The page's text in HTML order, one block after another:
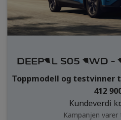
DEEPAL S05 AWD -
Toppmodell og testvinner
412
Kundeverdi
Kampanjen varer